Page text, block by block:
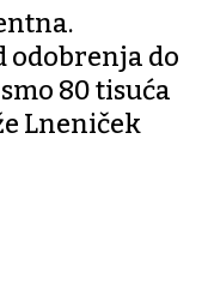
odobrenja do
80 tisuća
Lneniček